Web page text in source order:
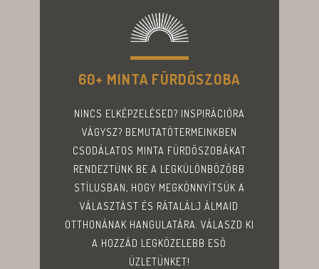
60+ MINTA FÜRDŐSZOBA
NINCS ELKÉPZELÉSED? INSPIRÁCIÓRA
VÁGYSZ? BEMUTATÓTERMEINKBEN
CSODÁLATOS MINTA FÜRDŐSZOBÁKAT
RENDEZTÜNK BE A LEGKÜLÖNBÖZŐBB
STÍLUSBAN, HOGY MEGKÖNNYÍTSÜK A
VÁLASZTÁST ÉS RÁTALÁLJ ÁLMAID
OTTHONÁNAK HANGULATÁRA. VÁLASZD KI
A HOZZÁD LEGKÖZELEBB ESŐ
ÜZLETÜNKET!